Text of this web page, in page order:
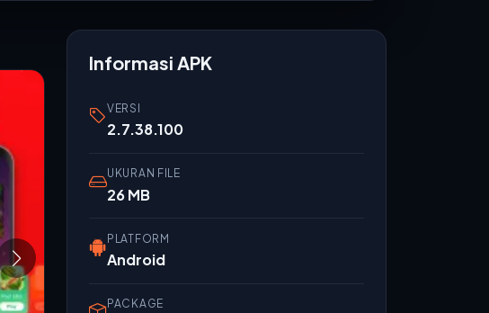
Informasi APK
VERSI
2.7.38.100
UKURAN FILE
26 MB
PLATFORM
Android
PACKAGE